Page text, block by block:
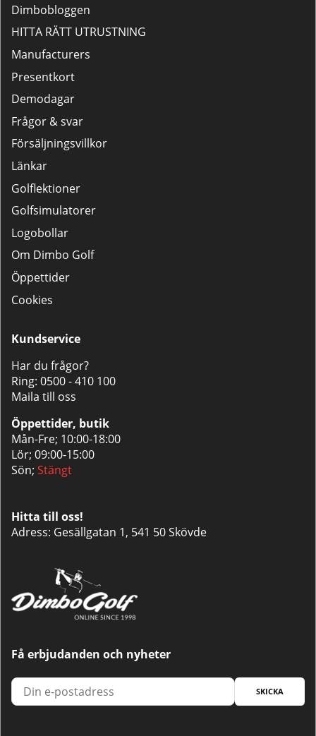
Dimbobloggen
HITTA RÄTT UTRUSTNING
Manufacturers
Presentkort
Demodagar
Frågor & svar
Försäljningsvillkor
Länkar
Golflektioner
Golfsimulatorer
Logobollar
Om Dimbo Golf
Öppettider
Cookies
Kundservice
Har du frågor?
Ring: 0500 - 410 100
Maila till oss
Öppettider, butik
Mån-Fre; 10:00-18:00
Lör; 09:00-15:00
Sön; Stängt
Hitta till oss!
Adress: Gesällgatan 1, 541 50 Skövde
Få erbjudanden och nyheter
SKICKA